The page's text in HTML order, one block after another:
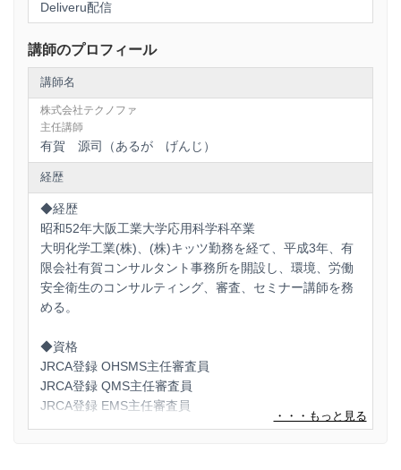
Deliveru配信
講師のプロフィール
講師名
株式会社テクノファ
主任講師
有賀 源司（あるが げんじ）
経歴
◆経歴
昭和52年大阪工業大学応用科学科卒業
大明化学工業(株)、(株)キッツ勤務を経て、平成3年、有
限会社有賀コンサルタント事務所を開設し、環境、労働
安全衛生のコンサルティング、審査、セミナー講師を務
める。
◆資格
JRCA登録 OHSMS主任審査員
JRCA登録 QMS主任審査員
JRCA登録 EMS主任審査員
労働安全コンサルタント